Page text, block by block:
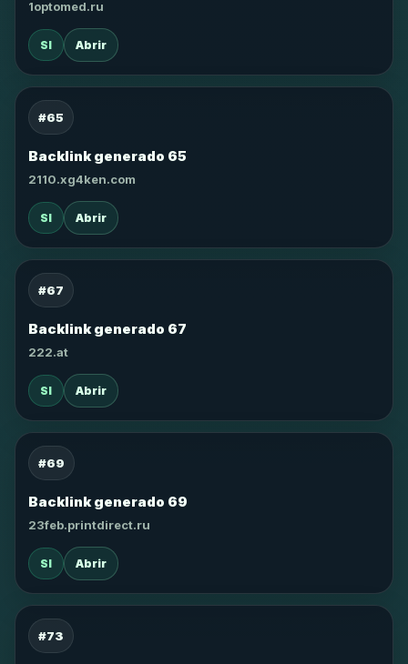
1optomed.ru
SI Abrir
#65
Backlink generado 65
2110.xg4ken.com
SI Abrir
#67
Backlink generado 67
222.at
SI Abrir
#69
Backlink generado 69
23feb.printdirect.ru
SI Abrir
#73